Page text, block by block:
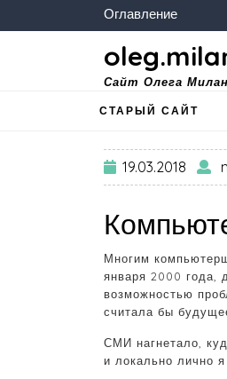
Оглавление
Сайт Олега
СТАРЫЙ САЙТ
19.03.2018
Многим
января 2000 года,
возможностью
считала бы
СМИ нагнетало,
и локально лично